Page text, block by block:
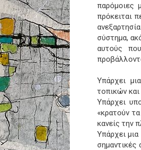
παρόμοιες
πρόκειται
σύστημα,
αυτούς
Υπάρχει
τοπικών
Υπάρχει
«κρατούν
κανείς την
Υπάρχει